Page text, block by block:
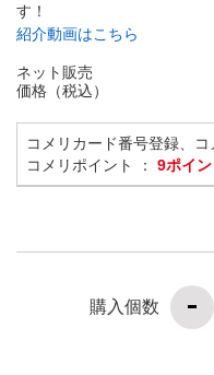
す！
紹介動画はこちら
ネット販売
価格（税込）
コメリカード番号登録、
コメリポイント ： 9ポイ
購入個数